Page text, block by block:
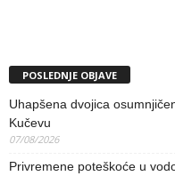
POSLEDNJE OBJAVE
Uhapšena dvojica
Kučevu
07/08/2026
Privremene poteškoće u